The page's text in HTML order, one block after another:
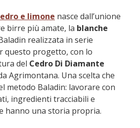
e limone nasce dall’unione
birre più amate, la blanche
realizzata in serie
questo progetto, con lo
del Cedro Di Diamante
Agrimontana. Una scelta che
metodo Baladin: lavorare con
ingredienti tracciabili e
hanno una storia propria.